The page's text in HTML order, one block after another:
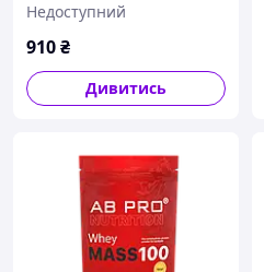
гНедоступний
910₴
Дивитись